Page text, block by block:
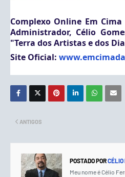
Complexo Online Em
Administrador, Célio
"Terra dos Artistas e dos
Site Oficial:
ANTIGOS
POSTADO PORCÉLIO
Meu nome é Célio